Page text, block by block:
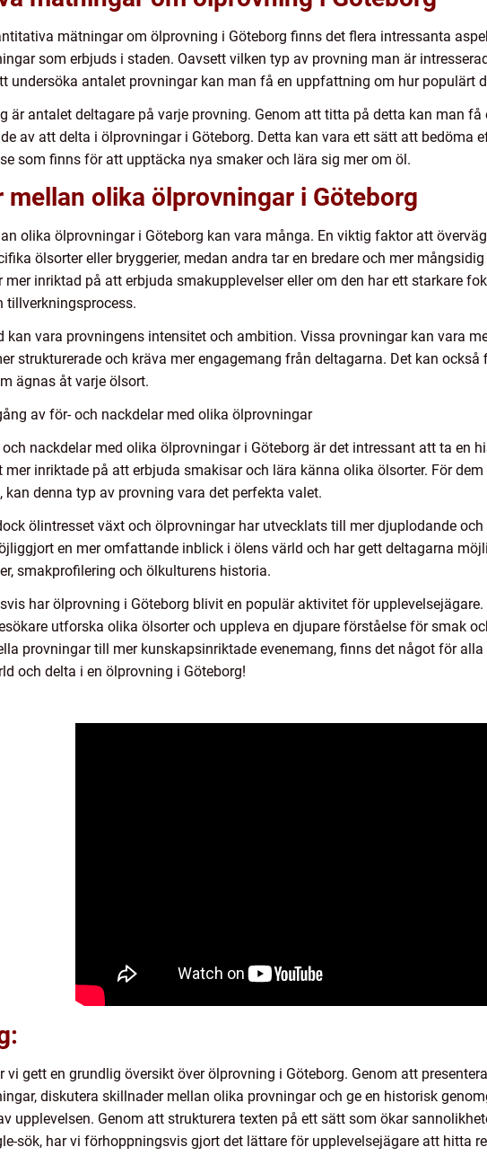
mätningar om ölprovning i Göteborg finns det flera intressanta
som erbjuds i staden. Oavsett vilken typ av provning man är
undersöka antalet provningar kan man få en uppfattning om hur populärt
är antalet deltagare på varje provning. Genom att titta på detta kan man
av att delta i ölprovningar i Göteborg. Detta kan vara ett sätt att bedöma
som finns för att upptäcka nya smaker och lära sig mer om öl.
mellan olika ölprovningar i Göteborg
olika ölprovningar i Göteborg kan vara många. En viktig faktor att
ölsorter eller bryggerier, medan andra tar en bredare och mer
mer inriktad på att erbjuda smakupplevelser eller om den har ett starkare
tillverkningsprocess.
kan vara provningens intensitet och ambition. Vissa provningar kan vara
strukturerade och kräva mer engagemang från deltagarna. Det kan
ägnas åt varje ölsort.
av för- och nackdelar med olika ölprovningar
nackdelar med olika ölprovningar i Göteborg är det intressant att ta en
inriktade på att erbjuda smakisar och lära känna olika ölsorter. För
kan denna typ av provning vara det perfekta valet.
ölintresset växt och ölprovningar har utvecklats till mer djuplodande
en mer omfattande inblick i ölens värld och har gett deltagarna
smakprofilering och ölkulturens historia.
har ölprovning i Göteborg blivit en populär aktivitet för
utforska olika ölsorter och uppleva en djupare förståelse för smak
provningar till mer kunskapsinriktade evenemang, finns det något för
och delta i en ölprovning i Göteborg!
vi gett en grundlig översikt över ölprovning i Göteborg. Genom att
diskutera skillnader mellan olika provningar och ge en historisk
upplevelsen. Genom att strukturera texten på ett sätt som ökar
sök, har vi förhoppningsvis gjort det lättare för upplevelsejägare att hitta